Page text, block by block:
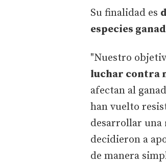
Su finalidad es
especies
"Nuestro
luchar contra
afectan al
han vuelto
desarrollar una
decidieron a
de manera